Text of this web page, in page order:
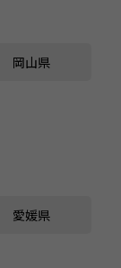
岡山県
愛媛県